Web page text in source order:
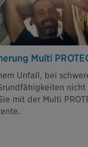
Multi
Unfall, bei
mit der Multi